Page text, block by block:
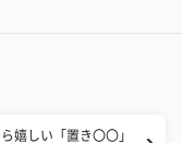
嬉しい「置き〇〇」